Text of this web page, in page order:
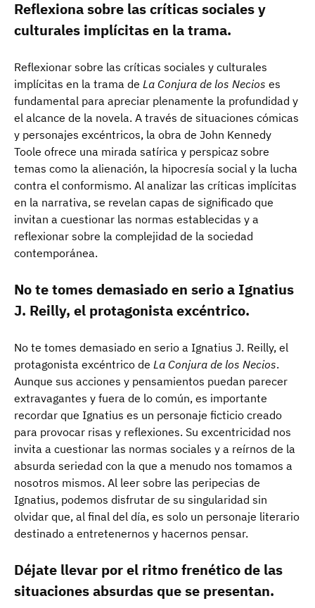
Reflexiona sobre las críticas sociales y
culturales implícitas en la trama.
Reflexionar sobre las críticas sociales y culturales
implícitas en la trama de La Conjura de los Necios es
fundamental para apreciar plenamente la profundidad y
el alcance de la novela. A través de situaciones cómicas
y personajes excéntricos, la obra de John Kennedy
Toole ofrece una mirada satírica y perspicaz sobre
temas como la alienación, la hipocresía social y la lucha
contra el conformismo. Al analizar las críticas implícitas
en la narrativa, se revelan capas de significado que
invitan a cuestionar las normas establecidas y a
reflexionar sobre la complejidad de la sociedad
contemporánea.
No te tomes demasiado en serio a Ignatius
J. Reilly, el protagonista excéntrico.
No te tomes demasiado en serio a Ignatius J. Reilly, el
protagonista excéntrico de La Conjura de los Necios.
Aunque sus acciones y pensamientos puedan parecer
extravagantes y fuera de lo común, es importante
recordar que Ignatius es un personaje ficticio creado
para provocar risas y reflexiones. Su excentricidad nos
invita a cuestionar las normas sociales y a reírnos de la
absurda seriedad con la que a menudo nos tomamos a
nosotros mismos. Al leer sobre las peripecias de
Ignatius, podemos disfrutar de su singularidad sin
olvidar que, al final del día, es solo un personaje literario
destinado a entretenernos y hacernos pensar.
Déjate llevar por el ritmo frenético de las
situaciones absurdas que se presentan.